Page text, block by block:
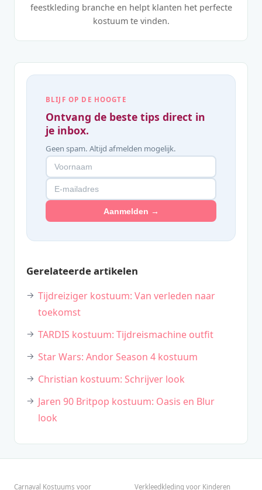
feestkleding branche en helpt klanten het perfecte
kostuum te vinden.
BLIJF OP DE HOOGTE
Ontvang de beste tips direct in
je inbox.
Geen spam. Altijd afmelden mogelijk.
Aanmelden →
Gerelateerde artikelen
Tijdreiziger kostuum: Van verleden naar
toekomst
TARDIS kostuum: Tijdreismachine outfit
Star Wars: Andor Season 4 kostuum
Christian kostuum: Schrijver look
Jaren 90 Britpop kostuum: Oasis en Blur
look
Carnaval Kostuums voor Verkleedkleding voor Kinderen